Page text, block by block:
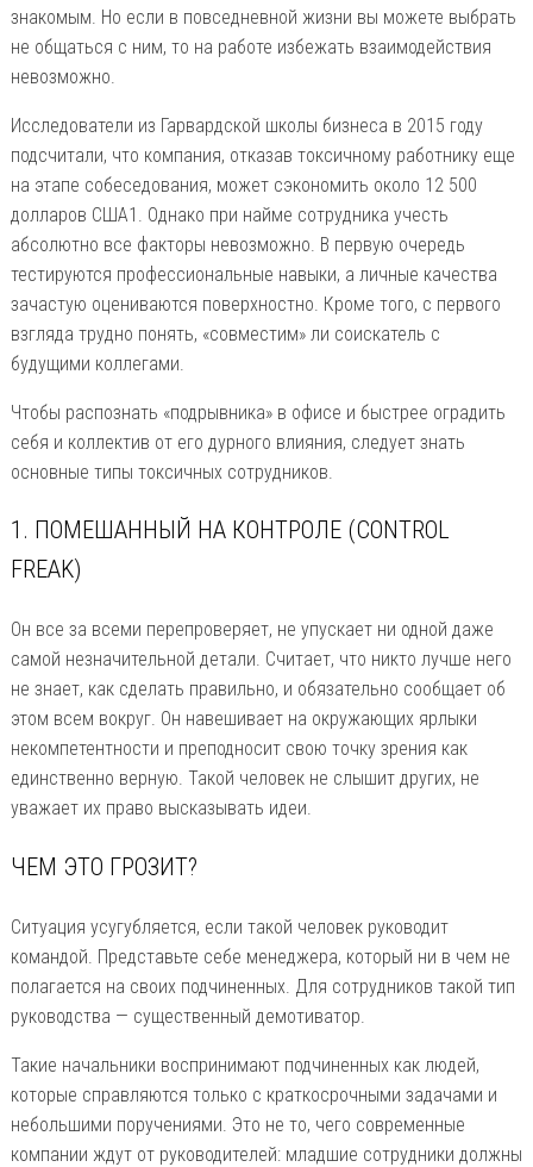
знакомым. Но если в повседневной жизни вы можете выбрать
не общаться с ним, то на работе избежать взаимодействия
невозможно.
Исследователи из Гарвардской школы бизнеса в 2015 году
подсчитали, что компания, отказав токсичному работнику еще
на этапе собеседования, может сэкономить около 12 500
долларов США1. Однако при найме сотрудника учесть
абсолютно все факторы невозможно. В первую очередь
тестируются профессиональные навыки, а личные качества
зачастую оцениваются поверхностно. Кроме того, с первого
взгляда трудно понять, «совместим» ли соискатель с
будущими коллегами.
Чтобы распознать «подрывника» в офисе и быстрее оградить
себя и коллектив от его дурного влияния, следует знать
основные типы токсичных сотрудников.
1. ПОМЕШАННЫЙ НА КОНТРОЛЕ (CONTROL
FREAK)
Он все за всеми перепроверяет, не упускает ни одной даже
самой незначительной детали. Считает, что никто лучше него
не знает, как сделать правильно, и обязательно сообщает об
этом всем вокруг. Он навешивает на окружающих ярлыки
некомпетентности и преподносит свою точку зрения как
единственно верную. Такой человек не слышит других, не
уважает их право высказывать идеи.
ЧЕМ ЭТО ГРОЗИТ?
Ситуация усугубляется, если такой человек руководит
командой. Представьте себе менеджера, который ни в чем не
полагается на своих подчиненных. Для сотрудников такой тип
руководства — существенный демотиватор.
Такие начальники воспринимают подчиненных как людей,
которые справляются только с краткосрочными задачами и
небольшими поручениями. Это не то, чего современные
компании ждут от руководителей: младшие сотрудники должны